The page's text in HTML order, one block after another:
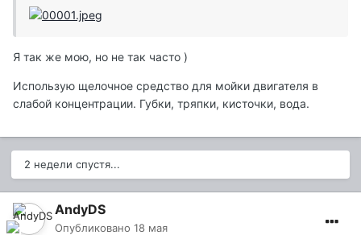
Я так же мою, но не так часто )
Использую щелочное средство для мойки двигателя в
слабой концентрации. Губки, тряпки, кисточки, вода.
2 недели спустя...
AndyDS
Опубликовано 18 мая